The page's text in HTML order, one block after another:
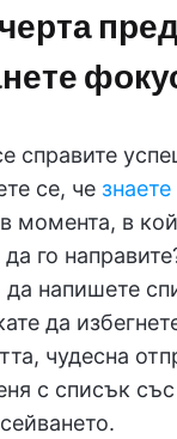
справите
се, че
в момента, в
го
да напишете
да
чудесна
с списък